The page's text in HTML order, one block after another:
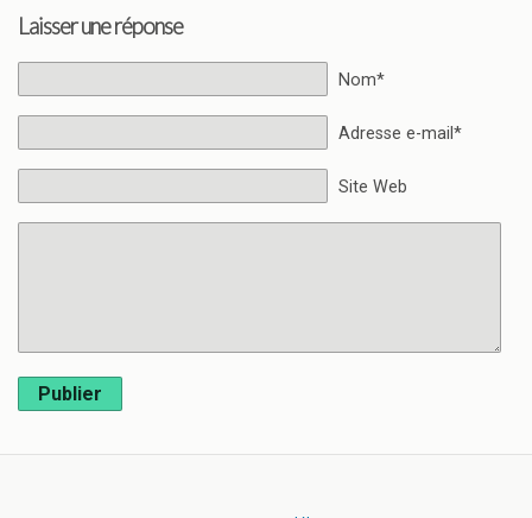
Laisser une réponse
Nom*
Adresse e-mail*
Site Web
Publier